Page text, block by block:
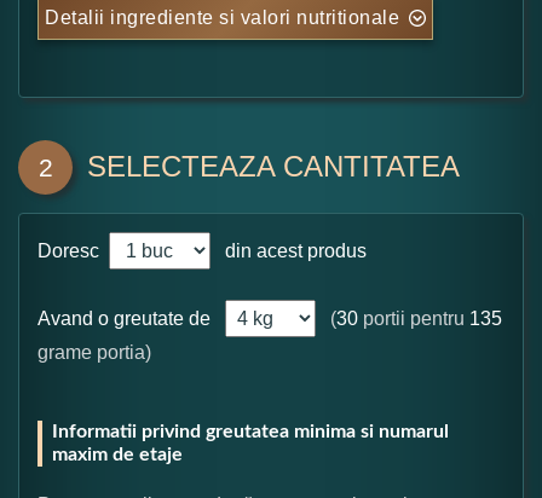
Detalii ingrediente si valori nutritionale
2 SELECTEAZA CANTITATEA
Doresc din acest produs
Avand o greutate de (30 portii pentru 135
grame portia)
Informatii privind greutatea minima si numarul
maxim de etaje